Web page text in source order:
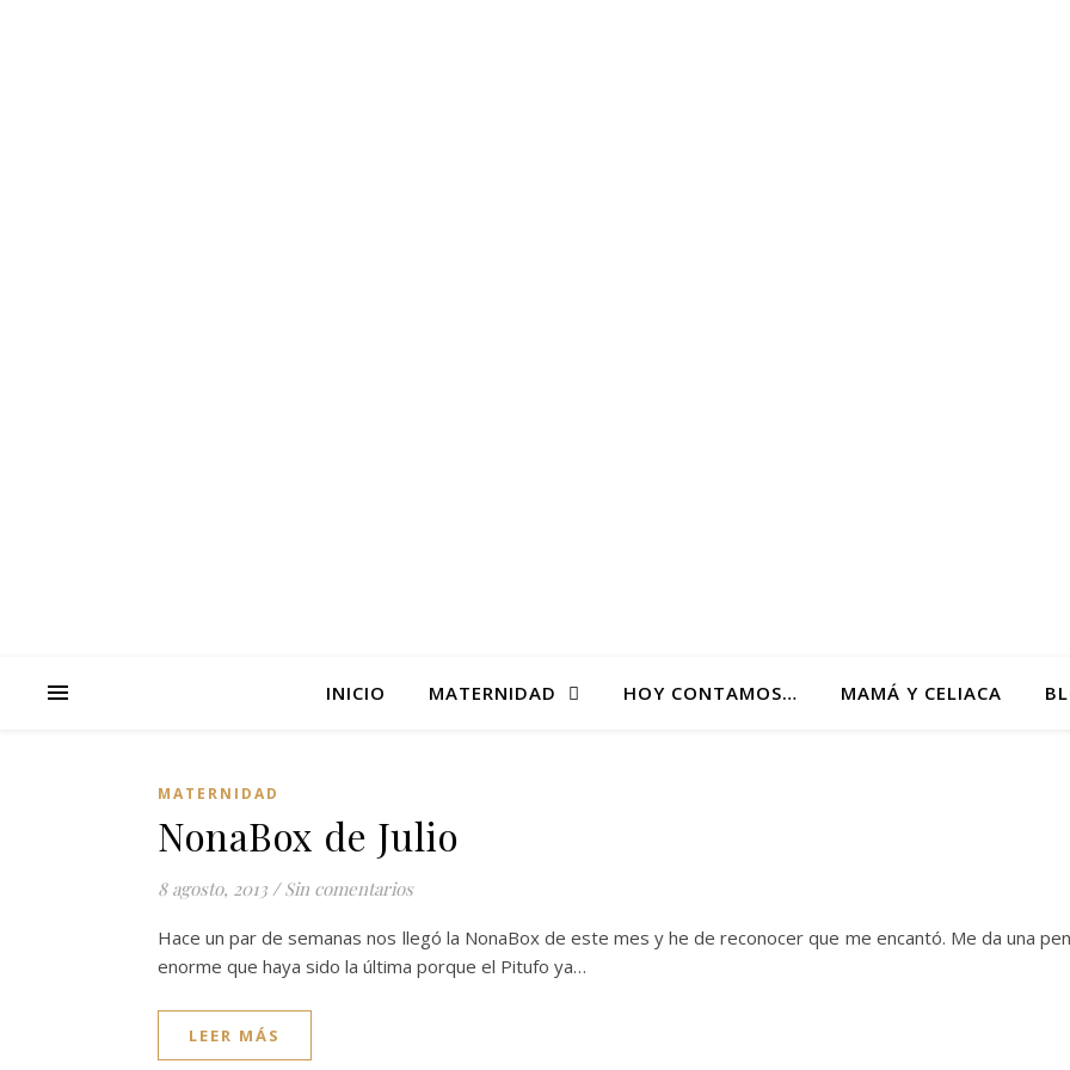
INICIO MATERNIDAD HOY CONTAMOS… MAMÁ Y CELIACA
MATERNIDAD
NonaBox de Julio
8 agosto, 2013 / Sin comentarios
Hace un par de semanas nos llegó la NonaBox de este mes y he de reconocer que me encantó. Me da una
enorme que haya sido la última porque el Pitufo ya…
LEER MÁS